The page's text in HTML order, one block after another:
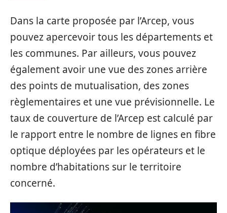
Dans la carte proposée par l’Arcep, vous
pouvez apercevoir tous les départements et
les communes. Par ailleurs, vous pouvez
également avoir une vue des zones arrière
des points de mutualisation, des zones
règlementaires et une vue prévisionnelle. Le
taux de couverture de l’Arcep est calculé par
le rapport entre le nombre de lignes en fibre
optique déployées par les opérateurs et le
nombre d’habitations sur le territoire
concerné.